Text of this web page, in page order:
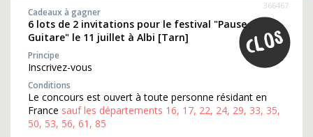
366467
Cadeaux à gagner
6 lots de 2 invitations pour le festival "Pause
Guitare" le 11 juillet à Albi [Tarn]
Principe
Inscrivez-vous
Conditions
Le concours est ouvert à toute personne résidant en
France sauf les départements 16, 17, 22, 24, 29, 33, 35,
50, 53, 56, 61, 85